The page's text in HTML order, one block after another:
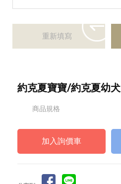
約克夏寶寶/約克夏幼犬
商品規格